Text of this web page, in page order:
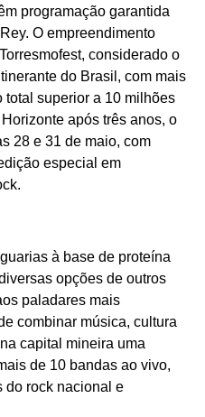
programação garantida
O empreendimento
considerado o
do Brasil, com mais
superior a 10 milhões
após três anos, o
28 e 31 de maio, com
especial em
à base de proteína
opções de outros
paladares mais
combinar música, cultura
capital mineira uma
de 10 bandas ao vivo,
do rock nacional e